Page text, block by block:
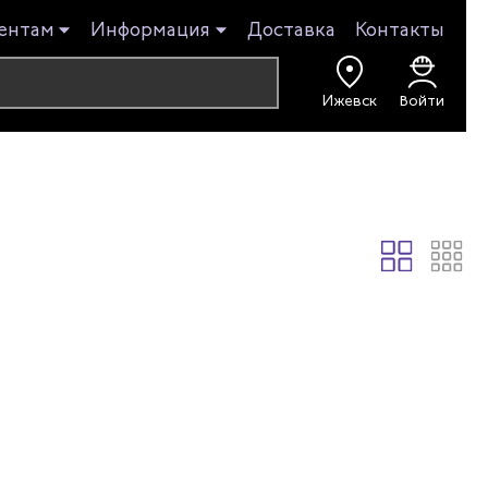
Информация Доставка Контакты
Ижевск Войти